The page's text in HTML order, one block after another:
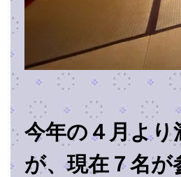
今年の４月よ
が、現在７名